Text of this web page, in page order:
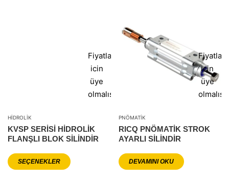
Fiyatlar
icin
üye
olmalısınız
HIDROLIK
KVSP SERİSİ HİDROLİK
FLANŞLI BLOK SİLİNDİR
SEÇENEKLER
Fiyatlar
icin
üye
PNÖMATIK
RICQ PNÖMATIK STROK
AYARLI SILINDIR
DEVAMINI OKU